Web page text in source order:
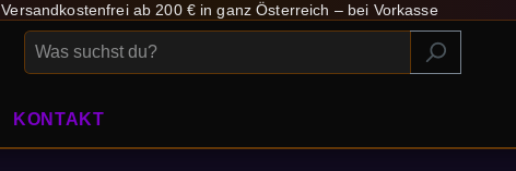
Versandkostenfrei ab 200 € in ganz Österreich – bei Vorkasse
KONTAKT